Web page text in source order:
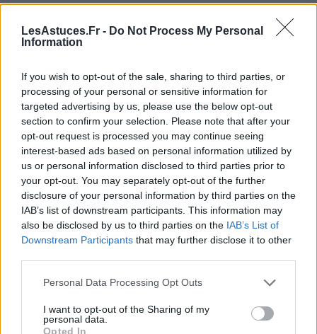
LesAstuces.Fr - Do Not Process My Personal
Information
If you wish to opt-out of the sale, sharing to third parties, or
processing of your personal or sensitive information for
targeted advertising by us, please use the below opt-out
section to confirm your selection. Please note that after your
opt-out request is processed you may continue seeing
interest-based ads based on personal information utilized by
us or personal information disclosed to third parties prior to
your opt-out. You may separately opt-out of the further
disclosure of your personal information by third parties on the
IAB’s list of downstream participants. This information may
also be disclosed by us to third parties on the IAB’s List of
Downstream Participants that may further disclose it to other
Personal Data Processing Opt Outs
I want to opt-out of the Sharing of my
personal data.
Opted In
dépenses. Il existe desmodèles de feuilles de calcul
de budgetdisponibles en ligne, ou vous pouvez créer
votre propre modèle.
Outils en ligne
Il existe denombreux outils en lignequi peuvent
aider à mettre en place un budget, tels que les
calculatrices de budget.
Livres sur la gestion de finances
personnelles
Vous trouverez deslivres sur la gestion des
finances personnelles, ils vous prodigueront des
Conseils pour respecter le budget